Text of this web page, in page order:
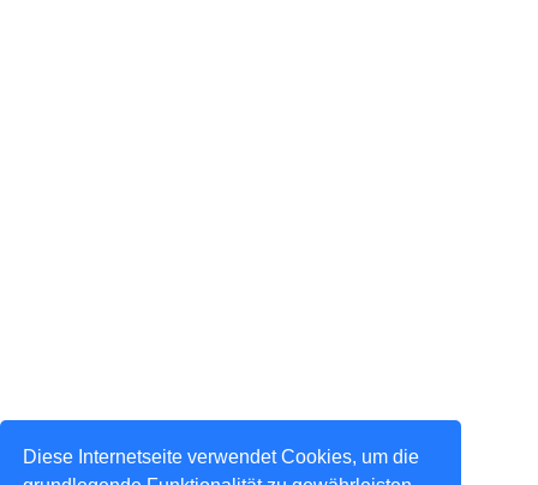
Diese Internetseite verwendet Cookies, um die